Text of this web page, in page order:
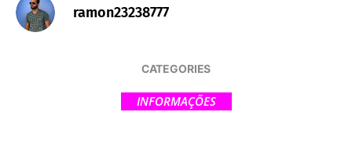
ramon23238777
CATEGORIES
INFORMAÇÕES